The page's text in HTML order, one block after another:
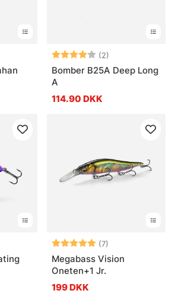
af 5 stjernerVurdering: (2)
Bomber B25A Deep Long
A
114.90 DKK
af 5 stjernerVurdering: (7)
Megabass Vision
Oneten+1 Jr.
199 DKK